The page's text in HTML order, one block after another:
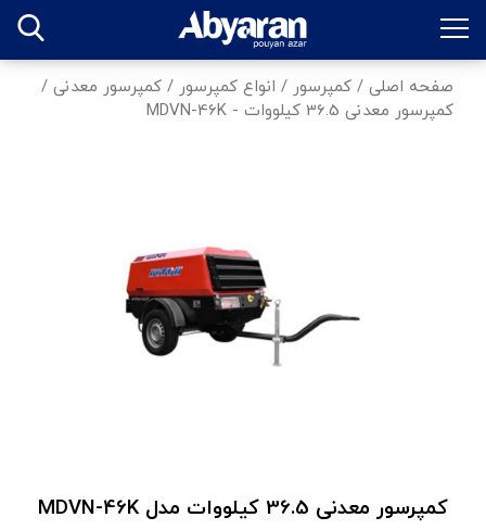
صفحه اصلی / کمپرسور / انواع کمپرسور / کمپرسور معدنی /
کمپرسور معدنی 36.5 کیلووات - MDVN-46K
کمپرسور معدنی 36.5 کیلووات مدل MDVN-46K